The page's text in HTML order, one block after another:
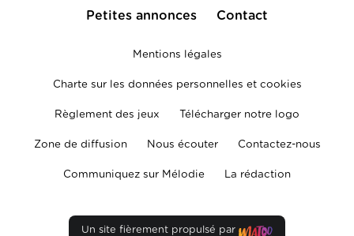
Petites annonces Contact
Mentions légales
Charte sur les données personnelles et cookies
Règlement des jeux Télécharger notre logo
Zone de diffusion Nous écouter Contactez-nous
Communiquez sur Mélodie La rédaction
Un site fièrement propulsé par